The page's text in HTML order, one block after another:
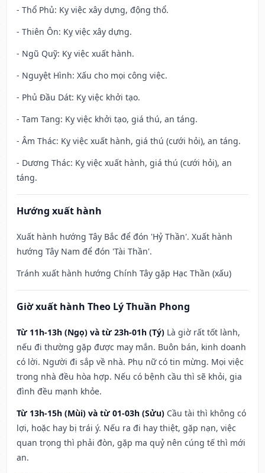
- Thổ Phủ: Kỵ việc xây dựng, động thổ.
- Thiên Ôn: Kỵ việc xây dựng.
- Ngũ Quỹ: Kỵ việc xuất hành.
- Nguyệt Hình: Xấu cho mọi công việc.
- Phủ Đầu Dát: Kỵ việc khởi tạo.
- Tam Tang: Kỵ việc khởi tạo, giá thú, an táng.
- Âm Thác: Kỵ việc xuất hành, giá thú (cưới hỏi), an táng.
- Dương Thác: Kỵ việc xuất hành, giá thú (cưới hỏi), an
táng.
Hướng xuất hành
Xuất hành hướng Tây Bắc để đón 'Hỷ Thần'. Xuất hành
hướng Tây Nam để đón 'Tài Thần'.
Tránh xuất hành hướng Chính Tây gặp Hạc Thần (xấu)
Giờ xuất hành Theo Lý Thuần Phong
Từ 11h-13h (Ngọ) và từ 23h-01h (Tý) Là giờ rất tốt lành,
nếu đi thường gặp được may mắn. Buôn bán, kinh doanh
có lời. Người đi sắp về nhà. Phụ nữ có tin mừng. Mọi việc
trong nhà đều hòa hợp. Nếu có bệnh cầu thì sẽ khỏi, gia
đình đều mạnh khỏe.
Từ 13h-15h (Mùi) và từ 01-03h (Sửu) Cầu tài thì không có
lợi, hoặc hay bị trái ý. Nếu ra đi hay thiệt, gặp nạn, việc
quan trọng thì phải đòn, gặp ma quỷ nên cúng tế thì mới
an.